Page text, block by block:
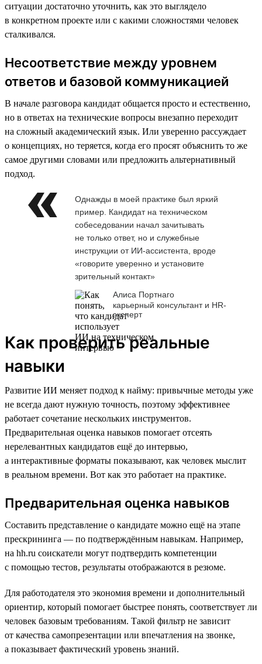
ситуации достаточно уточнить, как это выглядело
в конкретном проекте или с какими сложностями человек
сталкивался.
Несоответствие между уровнем
ответов и базовой коммуникацией
В начале разговора кандидат общается просто и естественно,
но в ответах на технические вопросы внезапно переходит
на сложный академический язык. Или уверенно рассуждает
о концепциях, но теряется, когда его просят объяснить то же
самое другими словами или предложить альтернативный
подход.
Однажды в моей практике был яркий
пример. Кандидат на техническом
собеседовании начал зачитывать
не только ответ, но и служебные
инструкции от ИИ-ассистента, вроде
«говорите уверенно и установите
зрительный контакт»
Алиса Портнаго
карьерный консультант и HR-
эксперт
Как проверить реальные
навыки
Развитие ИИ меняет подход к найму: привычные методы уже
не всегда дают нужную точность, поэтому эффективнее
работает сочетание нескольких инструментов.
Предварительная оценка навыков помогает отсеять
нерелевантных кандидатов ещё до интервью,
а интерактивные форматы показывают, как человек мыслит
в реальном времени. Вот как это работает на практике.
Предварительная оценка навыков
Составить представление о кандидате можно ещё на этапе
прескрининга — по подтверждённым навыкам. Например,
на hh.ru соискатели могут подтвердить компетенции
с помощью тестов, результаты отображаются в резюме.
Для работодателя это экономия времени и дополнительный
ориентир, который помогает быстрее понять, соответствует ли
человек базовым требованиям. Такой фильтр не зависит
от качества самопрезентации или впечатления на звонке,
а показывает фактический уровень знаний.